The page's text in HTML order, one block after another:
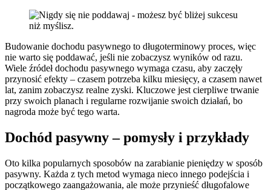
Budowanie dochodu pasywnego to długoterminowy proces, więc
nie warto się poddawać, jeśli nie zobaczysz wyników od razu.
Wiele źródeł dochodu pasywnego wymaga czasu, aby zaczęły
przynosić efekty – czasem potrzeba kilku miesięcy, a czasem nawet
lat, zanim zobaczysz realne zyski. Kluczowe jest cierpliwe trwanie
przy swoich planach i regularne rozwijanie swoich działań, bo
nagroda może być tego warta.
Dochód pasywny – pomysły i przykłady
Oto kilka popularnych sposobów na zarabianie pieniędzy w sposób
pasywny. Każda z tych metod wymaga nieco innego podejścia i
początkowego zaangażowania, ale może przynieść długofalowe